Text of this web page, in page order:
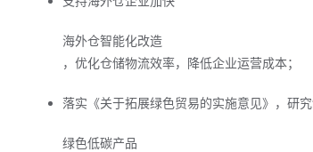
海外仓智能化改造
，优化仓储物流效率，降低企业运营成本；
落实《关于拓展绿色贸易的实施意见》，研
绿色低碳产品